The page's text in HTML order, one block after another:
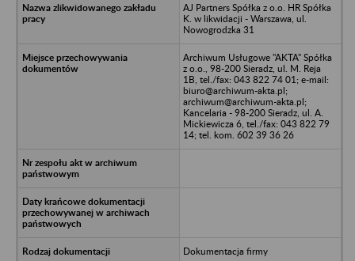
AJ Partners Spółka z o.o. HR Spółka
K. w likwidacji - Warszawa, ul.
Nowogrodzka 31
Archiwum Usługowe "AKTA" Spółka
z o.o., 98-200 Sieradz, ul. M. Reja
1B, tel./fax: 043 822 74 01; e-mail:
biuro@archiwum-akta.pl;
archiwum@archiwum-akta.pl;
Kancelaria - 98-200 Sieradz, ul. A.
Mickiewicza 6, tel./fax: 043 822 79
14; tel. kom. 602 39 36 26
Dokumentacja firmy